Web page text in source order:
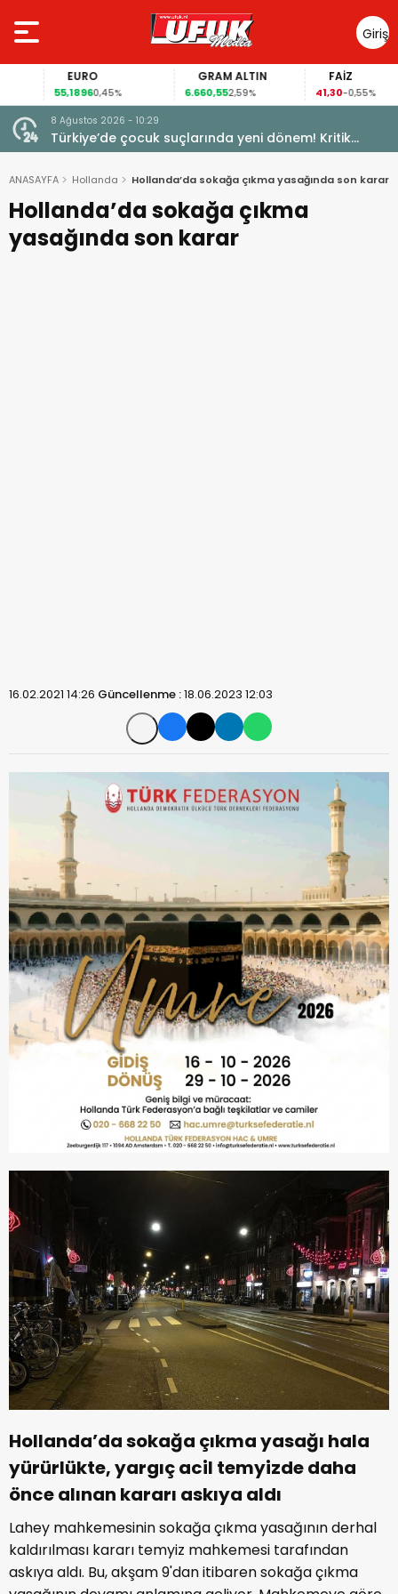
Giriş
Yap
EURO
55,18960,45%
GRAM ALTIN
6.660,552,59% -0,55%
8 Ağustos 2026 - 10:29
Türkiye’de çocuk suçlarında yeni dönem! Kritik
maddeler kabul edildi
ANASAYFA Hollanda Hollanda’da sokağa çıkma yasağında son karar
Hollanda’da sokağa çıkma
yasağında son karar
16.02.2021 14:26 Güncellenme :18.06.2023 12:03
Hollanda’da sokağa çıkma yasağı hala
yürürlükte, yargıç acil temyizde daha
önce alınan kararı askıya aldı
Lahey mahkemesinin sokağa çıkma yasağının derhal
kaldırılması kararı temyiz mahkemesi tarafından
askıya aldı. Bu, akşam 9'dan itibaren sokağa çıkma